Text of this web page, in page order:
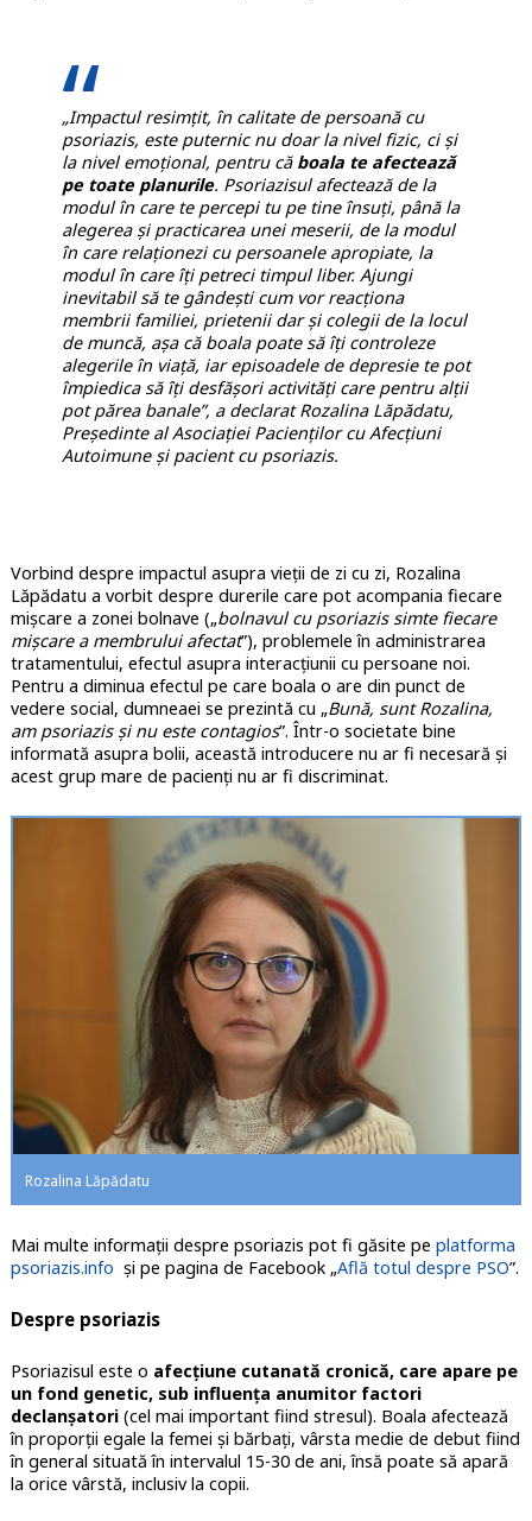
„Impactul resimțit, în calitate de persoană cu
psoriazis, este puternic nu doar la nivel fizic, ci și
la nivel emoțional, pentru căboala te afectează
pe toate planurile. Psoriazisul afectează de la
modul în care te percepi tu pe tine însuți, până la
alegerea și practicarea unei meserii, de la modul
în care relaționezi cu persoanele apropiate, la
modul în care îți petreci timpul liber. Ajungi
inevitabil să te gândești cum vor reacționa
membrii familiei, prietenii dar și colegii de la locul
de muncă, așa că boala poate să îți controleze
alegerile în viață, iar episoadele de depresie te pot
împiedica să îți desfășori activități care pentru alții
pot părea banale”, a declarat Rozalina Lăpădatu,
Președinte al Asociației Pacienților cu Afecțiuni
Autoimune şi pacient cu psoriazis.
Vorbind despre impactul asupra vieții de zi cu zi, Rozalina
Lăpădatu a vorbit despre durerile care pot acompania fiecare
mișcare a zonei bolnave („bolnavul cu psoriazis simte fiecare
mișcare a membrului afectat”), problemele în administrarea
tratamentului, efectul asupra interacțiunii cu persoane noi.
Pentru a diminua efectul pe care boala o are din punct de
vedere social, dumneaei se prezintă cu „Bună, sunt Rozalina,
am psoriazis și nu este contagios”. Într-o societate bine
informată asupra bolii, această introducere nu ar fi necesară și
acest grup mare de pacienți nu ar fi discriminat.
Rozalina Lăpădatu
Mai multe informații despre psoriazis pot fi găsite pe platforma
psoriazis.info şi pe pagina de Facebook „Află totul despre PSO”.
Despre psoriazis
Psoriazisul este o afecţiune cutanată cronică, care apare pe
un fond genetic, sub influenţa anumitor factori
declanşatori (cel mai important fiind stresul). Boala afectează
în proporţii egale la femei şi bărbaţi, vârsta medie de debut fiind
în general situată în intervalul 15-30 de ani, însă poate să apară
la orice vârstă, inclusiv la copii.